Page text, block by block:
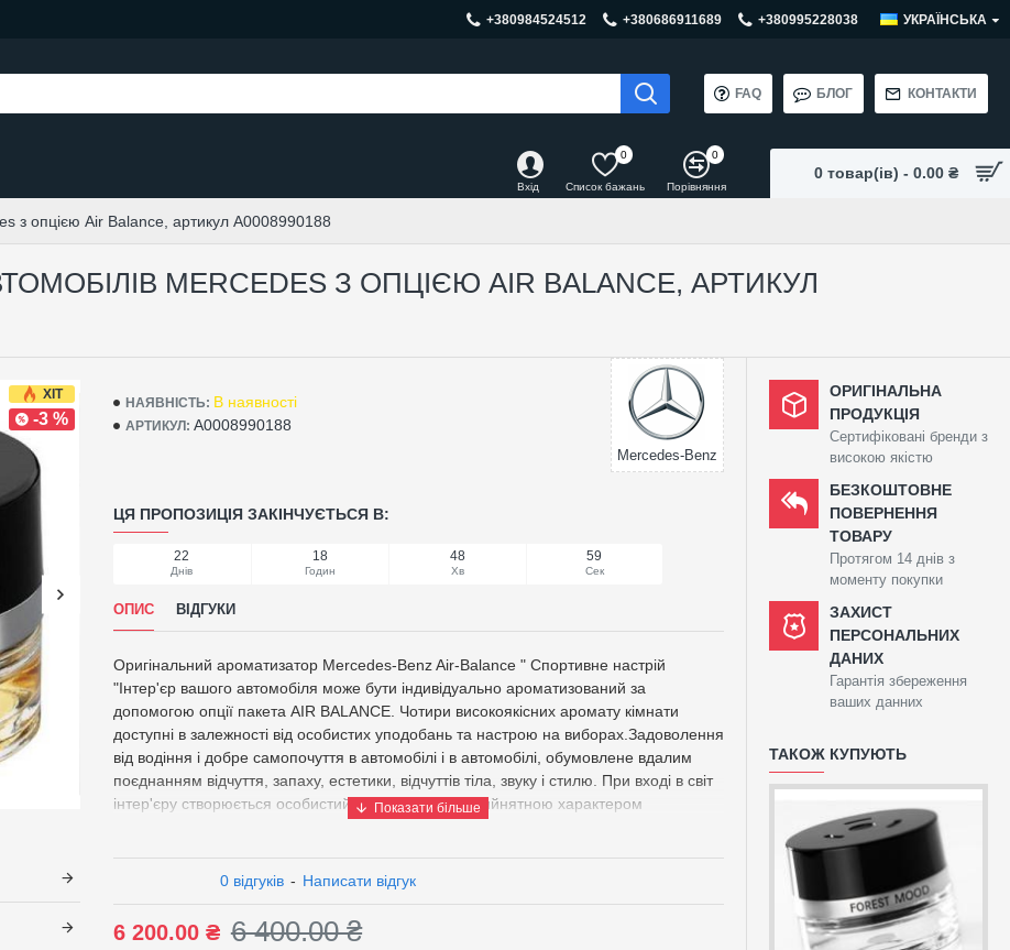
+380984524512 +380686911689 +380995228038 УКРАЇНСЬКА
FAQ БЛОГ КОНТАКТИ
Вхід Список бажань
0
Порівняння
0
0 товар(ів) - 0.00 ₴
з опцією Air Balance, артикул A0008990188
MERCEDES З ОПЦІЄЮ AIR BALANCE, АРТИКУЛ
ХІТ
-3 %
ОПИС ВІДГУКИ
Оригінальний ароматизатор Mercedes-Benz Air-Balance " Спортивне настрій
"Інтер'єр вашого автомобіля може бути індивідуально ароматизований за
допомогою опції пакета AIR BALANCE. Чотири високоякісних аромату кімнати
доступні в залежності від особистих уподобань та настрою на виборах.Задоволення
від водіння і добре самопочуття в автомобілі і в автомобілі, обумовлене вдалим
поєднанням відчуття, запаху, естетики, відчуттів тіла, звуку і стилю. При вході в світ
інтер'єру створюється особистий зв'язок з більш прийнятною характером
як магнолія, гарденія і фіалка. Зелена верхня нота випромінює легкість і грейпфрут
цитрусовіВерхня нота: лимон, лист зелений, гальбанум, грейпфрут, кавун Нота
серця: липа, гарденія, фіалка, жасмин, троянда, магнолія Основна нота:
НАЯВНІСТЬ: В наявності
АРТИКУЛ: A0008990188
Mercedes-Benz
0 відгуків - Написати відгук
ЦЯ ПРОПОЗИЦІЯ ЗАКІНЧУЄТЬСЯ В:
22
Днів
18
Годин
48
Хв
58
Сек
6 400.00 ₴
6 200.00 ₴
ОРИГІНАЛЬНА
ПРОДУКЦІЯ
Сертифіковані бренди з
високою якістю
БЕЗКОШТОВНЕ
ПОВЕРНЕННЯ
ТОВАРУ
Протягом 14 днів з
моменту покупки
ЗАХИСТ
ПЕРСОНАЛЬНИХ
ДАНИХ
Гарантія збереження
ваших данних
ТАКОЖ КУПУЮТЬ